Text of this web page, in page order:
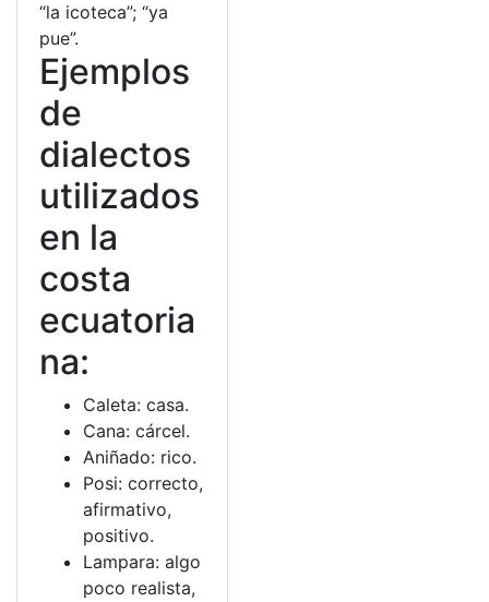
“la icoteca”; “ya
pue”.
Ejemplos
de
dialectos
utilizados
en la
costa
ecuatoria
na:
Caleta: casa.
Cana: cárcel.
Aniñado: rico.
Posi: correcto,
afirmativo,
positivo.
Lampara: algo
poco realista,